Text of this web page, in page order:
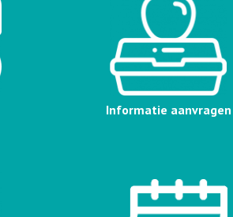
Informatie aanvragen